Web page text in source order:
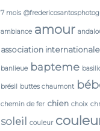
7 mois
ambiance amour
association internationale
banlieue bapteme
brésil buttes chaumont
chemin de fer chien choix
soleil
couleur